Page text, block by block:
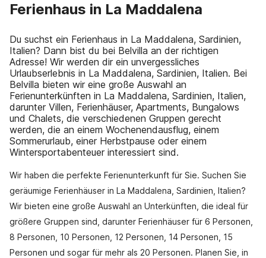
Ferienhaus in La Maddalena
Du suchst ein Ferienhaus in La Maddalena, Sardinien,
Italien? Dann bist du bei Belvilla an der richtigen
Adresse! Wir werden dir ein unvergessliches
Urlaubserlebnis in La Maddalena, Sardinien, Italien. Bei
Belvilla bieten wir eine große Auswahl an
Ferienunterkünften in La Maddalena, Sardinien, Italien,
darunter Villen, Ferienhäuser, Apartments, Bungalows
und Chalets, die verschiedenen Gruppen gerecht
werden, die an einem Wochenendausflug, einem
Sommerurlaub, einer Herbstpause oder einem
Wintersportabenteuer interessiert sind.
Wir haben die perfekte Ferienunterkunft für Sie. Suchen Sie
geräumige Ferienhäuser in La Maddalena, Sardinien, Italien?
Wir bieten eine große Auswahl an Unterkünften, die ideal für
größere Gruppen sind, darunter Ferienhäuser für 6 Personen,
8 Personen, 10 Personen, 12 Personen, 14 Personen, 15
Personen und sogar für mehr als 20 Personen. Planen Sie, in